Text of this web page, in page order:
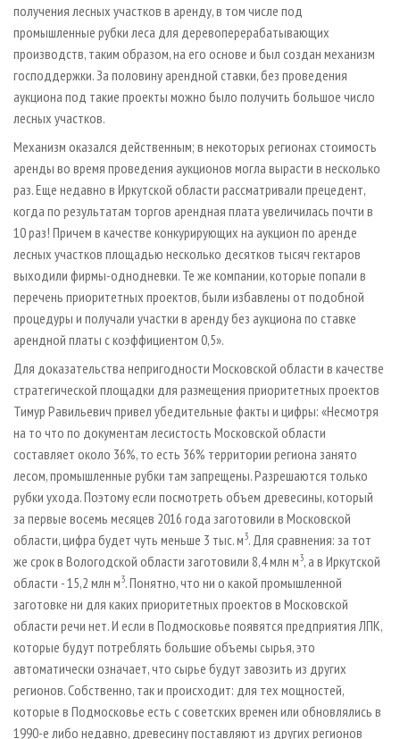
получения лесных участков в аренду, в том числе под
промышленные рубки леса для деревоперерабатывающих
производств, таким образом, на его основе и был создан механизм
господдержки. За половину арендной ставки, без проведения
аукциона под такие проекты можно было получить большое число
лесных участков.
Механизм оказался действенным; в некоторых регионах стоимость
аренды во время проведения аукционов могла вырасти в несколько
раз. Еще недавно в Иркутской области рассматривали прецедент,
когда по результатам торгов арендная плата увеличилась почти в
10 раз! Причем в качестве конкурирующих на аукцион по аренде
лесных участков площадью несколько десятков тысяч гектаров
выходили фирмы-однодневки. Те же компании, которые попали в
перечень приоритетных проектов, были избавлены от подобной
процедуры и получали участки в аренду без аукциона по ставке
арендной платы с коэффициентом 0,5».
Для доказательства непригодности Московской области в качестве
стратегической площадки для размещения приоритетных проектов
Тимур Равильевич привел убедительные факты и цифры: «Несмотря
на то что по документам лесистость Московской области
составляет около 36%, то есть 36% территории региона занято
лесом, промышленные рубки там запрещены. Разрешаются только
рубки ухода. Поэтому если посмотреть объем древесины, который
за первые восемь месяцев 2016 года заготовили в Московской
области, цифра будет чуть меньше 3 тыс. м3. Для сравнения: за тот
же срок в Вологодской области заготовили 8,4 млн м3, а в Иркутской
области - 15,2 млн м3. Понятно, что ни о какой промышленной
заготовке ни для каких приоритетных проектов в Московской
области речи нет. И если в Подмосковье появятся предприятия ЛПК,
которые будут потреблять большие объемы сырья, это
автоматически означает, что сырье будут завозить из других
регионов. Собственно, так и происходит: для тех мощностей,
которые в Подмосковье есть с советских времен или обновлялись в
1990-е либо недавно, древесину поставляют из других регионов